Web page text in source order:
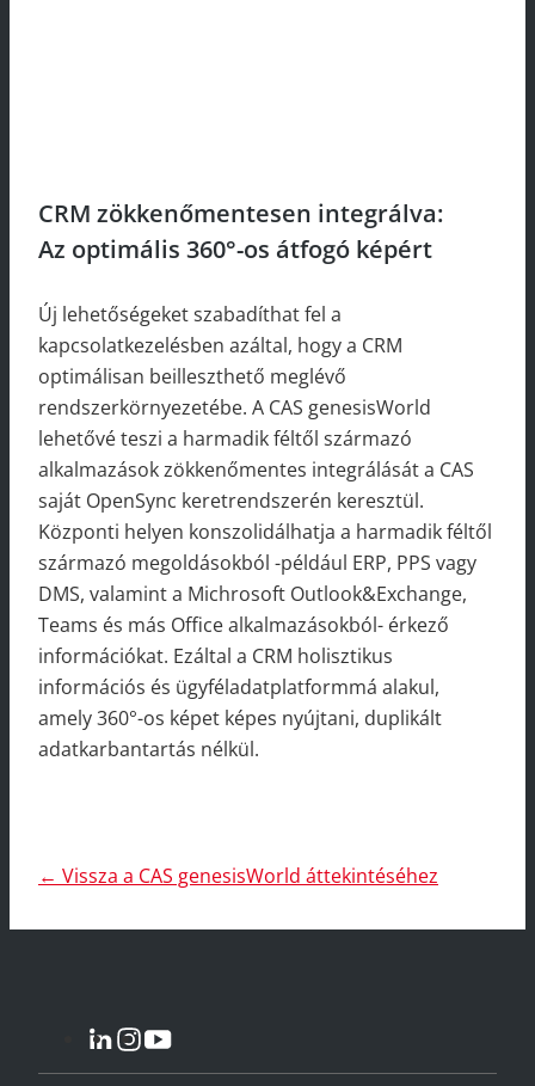
CRM zökkenőmentesen integrálva:
Az optimális 360°-os átfogó képért
Új lehetőségeket szabadíthat fel a
kapcsolatkezelésben azáltal, hogy a CRM
optimálisan beilleszthető meglévő
rendszerkörnyezetébe. A CAS genesisWorld
lehetővé teszi a harmadik féltől származó
alkalmazások zökkenőmentes integrálását a CAS
saját OpenSync keretrendszerén keresztül.
Központi helyen konszolidálhatja a harmadik féltől
származó megoldásokból -például ERP, PPS vagy
DMS, valamint a Michrosoft Outlook&Exchange,
Teams és más Office alkalmazásokból- érkező
információkat. Ezáltal a CRM holisztikus
információs és ügyféladatplatformmá alakul,
amely 360°-os képet képes nyújtani, duplikált
adatkarbantartás nélkül.
← Vissza a CAS genesisWorld áttekintéséhez